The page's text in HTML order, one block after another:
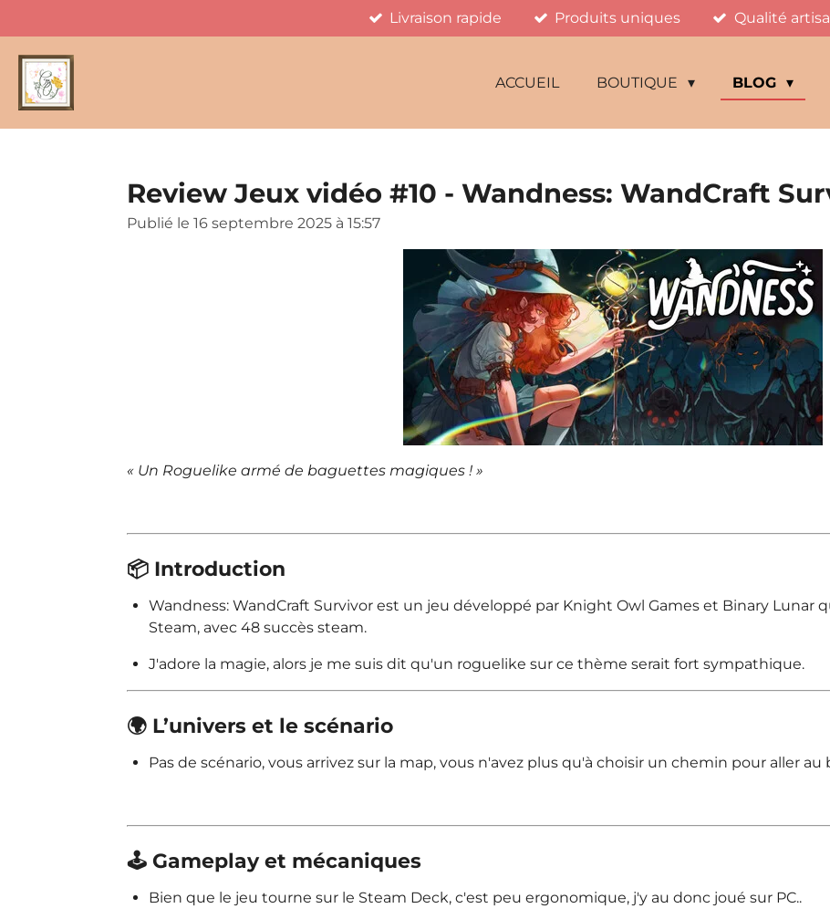
au
contenu
principal
Livraison rapide Produits uniques Qualité
ACCUEIL BOUTIQUE BLOG
Review Jeux vidéo #10 - Wandness: WandCraft
Publié le 16 septembre 2025 à 15:57
« Un Roguelike armé de baguettes magiques ! »
📦 Introduction
Wandness: WandCraft Survivor est un jeu développé par Knight Owl Games et Binary Lunar
Steam, avec 48 succès steam.
J'adore la magie, alors je me suis dit qu'un roguelike sur ce thème serait fort sympathique.
🌍 L’univers et le scénario
Pas de scénario, vous arrivez sur la map, vous n'avez plus qu'à choisir un chemin pour aller au
🕹️ Gameplay et mécaniques
Bien que le jeu tourne sur le Steam Deck, c'est peu ergonomique, j'y au donc joué sur PC..